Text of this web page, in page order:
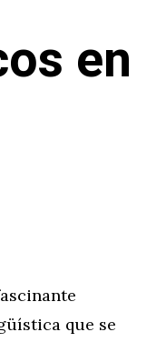
en
que se